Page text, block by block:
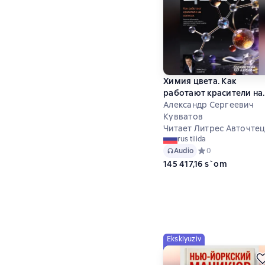
Химия цвета. Как
работают красители на
волосах. Научное
объяснение
осветления и удаления
косметического цвета
парикмахеров
Александр Сергеевич
Кувватов
Читает Литрес Авточтец
rus tilida
Audio Средний рейтинг
0
145 417,16 s`om
Eksklyuziv